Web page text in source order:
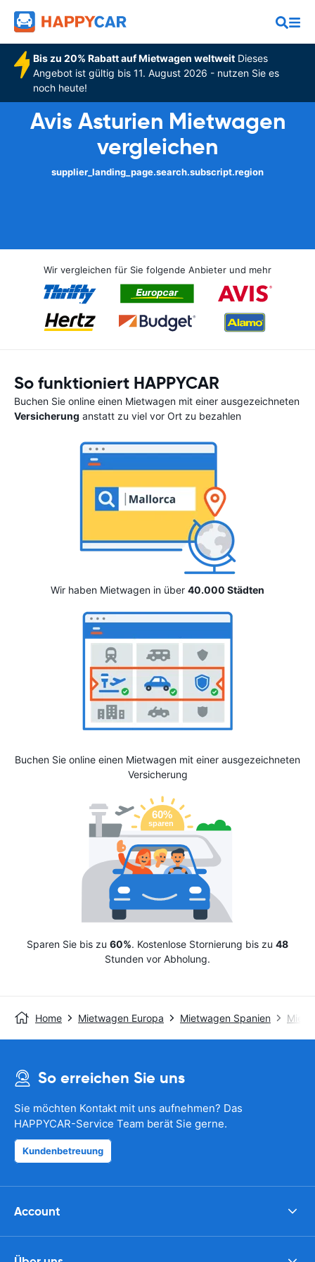
Bis zu 20% Rabatt auf Mietwagen weltweitDieses
Angebot ist gültig bis 11. August 2026 - nutzen Sie es
noch heute!
Avis Asturien Mietwagen
vergleichen
supplier_landing_page.search.subscript.region
Wir vergleichen für Sie folgende Anbieter und mehr
So funktioniert HAPPYCAR
Buchen Sie online einen Mietwagen mit einer ausgezeichneten
Versicherung anstatt zu viel vor Ort zu bezahlen
Wir haben Mietwagen in über 40.000 Städten
Buchen Sie online einen Mietwagen mit einer ausgezeichneten
Versicherung
Sparen Sie bis zu 60%. Kostenlose Stornierung bis zu 48
Stunden vor Abholung.
Home Mietwagen Europa Mietwagen Spanien
So erreichen Sie uns
Sie möchten Kontakt mit uns aufnehmen? Das
HAPPYCAR-Service Team berät Sie gerne.
Kundenbetreuung
Account